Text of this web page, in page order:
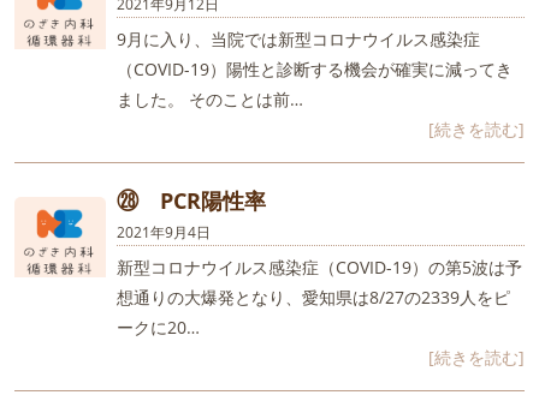
2021年9月12日
9月に入り、当院では新型コロナウイルス感染症
（COVID-19）陽性と診断する機会が確実に減ってき
ました。 そのことは前…
[続きを読む]
㉘ PCR陽性率
2021年9月4日
新型コロナウイルス感染症（COVID-19）の第5波は予
想通りの大爆発となり、愛知県は8/27の2339人をピ
ークに20…
[続きを読む]